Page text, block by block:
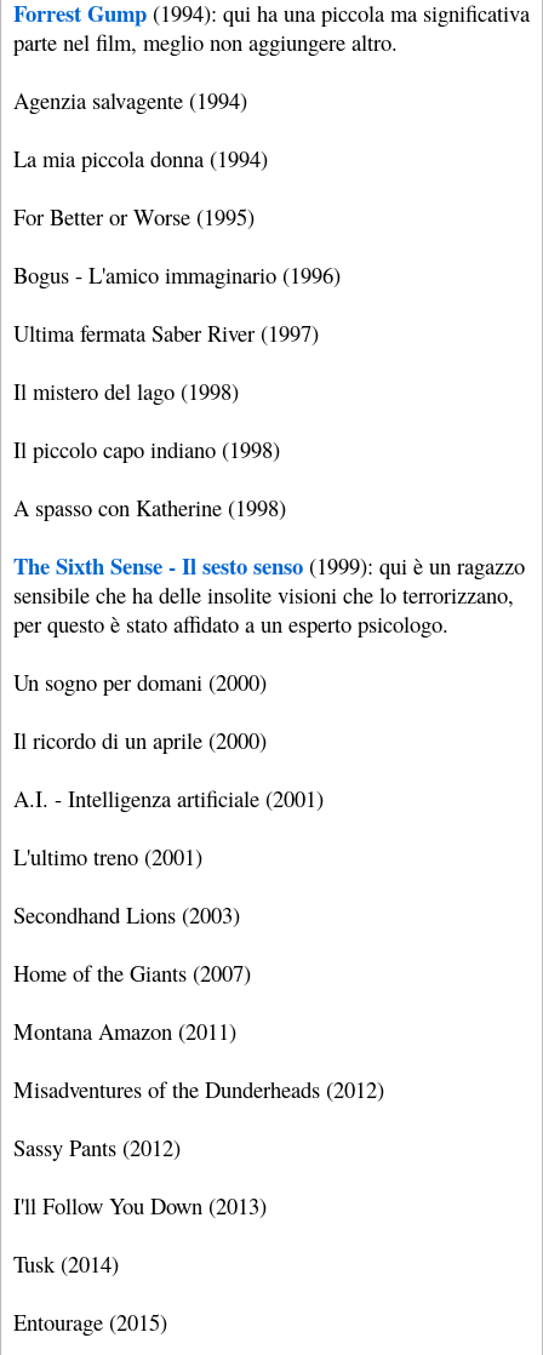
Forrest Gump (1994): qui ha una piccola ma significativa
parte nel film, meglio non aggiungere altro.
Agenzia salvagente (1994)
La mia piccola donna (1994)
For Better or Worse (1995)
Bogus - L'amico immaginario (1996)
Ultima fermata Saber River (1997)
Il mistero del lago (1998)
Il piccolo capo indiano (1998)
A spasso con Katherine (1998)
The Sixth Sense - Il sesto senso (1999): qui è un ragazzo
sensibile che ha delle insolite visioni che lo terrorizzano,
per questo è stato affidato a un esperto psicologo.
Un sogno per domani (2000)
Il ricordo di un aprile (2000)
A.I. - Intelligenza artificiale (2001)
L'ultimo treno (2001)
Secondhand Lions (2003)
Home of the Giants (2007)
Montana Amazon (2011)
Misadventures of the Dunderheads (2012)
Sassy Pants (2012)
I'll Follow You Down (2013)
Tusk (2014)
Entourage (2015)